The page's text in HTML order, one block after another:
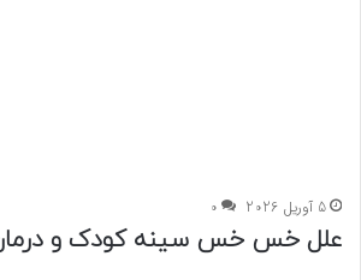
5 آوریل 2026 0
علل خس خس سینه کودک و